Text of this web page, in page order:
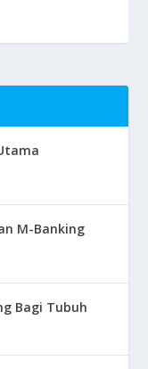
M-Banking
Bagi Tubuh